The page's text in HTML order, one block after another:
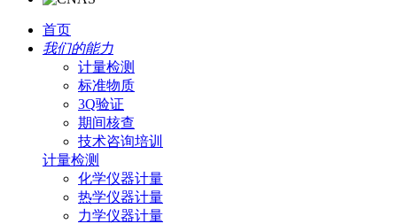
首页
我们的能力
计量检测
标准物质
3Q验证
期间核查
技术咨询培训
计量检测
化学仪器计量
热学仪器计量
力学仪器计量